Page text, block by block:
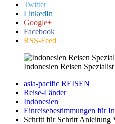
Twitter
LinkedIn
Google+
Facebook
RSS-Feed
Indonesien Reisen Spezialist
asia-pacific REISEN
Reise-Länder
Indonesien
Einreisebestimmungen für
Schritt für Schritt Anleitung